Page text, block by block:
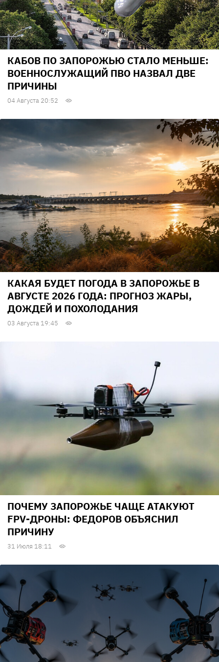
КАБОВ ПО ЗАПОРОЖЬЮ СТАЛО МЕНЬШЕ:
ВОЕННОСЛУЖАЩИЙ ПВО НАЗВАЛ ДВЕ
ПРИЧИНЫ
04 Августа 20:52
КАКАЯ БУДЕТ ПОГОДА В ЗАПОРОЖЬЕ В
АВГУСТЕ 2026 ГОДА: ПРОГНОЗ ЖАРЫ,
ДОЖДЕЙ И ПОХОЛОДАНИЯ
03 Августа 19:45
ПОЧЕМУ ЗАПОРОЖЬЕ ЧАЩЕ АТАКУЮТ
FPV-ДРОНЫ: ФЕДОРОВ ОБЪЯСНИЛ
ПРИЧИНУ
31 Июля 18:11